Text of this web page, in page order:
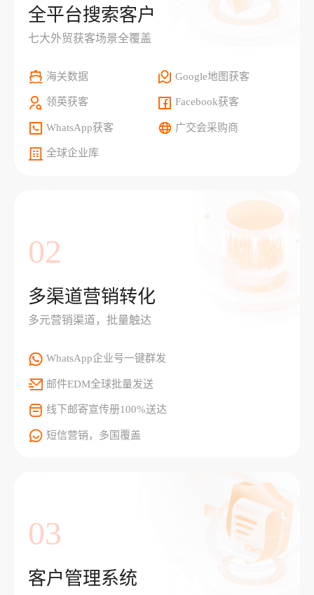
全平台搜索客户
七大外贸获客场景全覆盖
海关数据 Google地图获客
领英获客 Facebook获客
WhatsApp获客 广交会采购商
全球企业库
02
多渠道营销转化
多元营销渠道，批量触达
WhatsApp企业号一键群发
邮件EDM全球批量发送
线下邮寄宣传册100%送达
短信营销，多国覆盖
03
客户管理系统